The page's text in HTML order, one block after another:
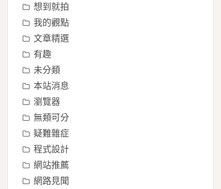
想到就拍
我的觀點
文章精選
有趣
未分類
本站消息
瀏覽器
無類可分
疑難雜症
程式設計
網站推薦
網路見聞